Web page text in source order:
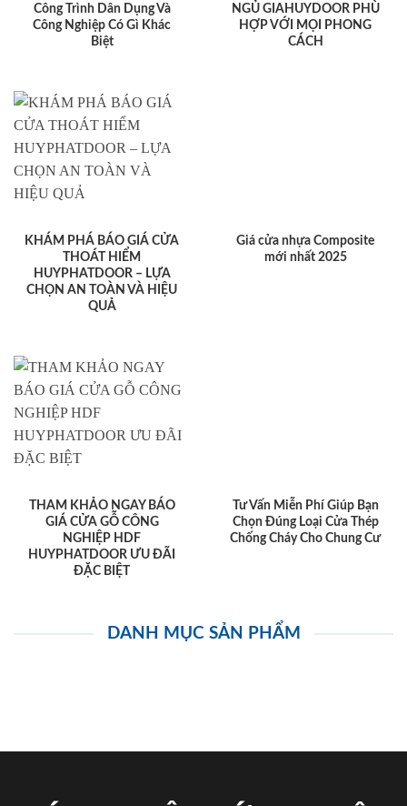
Công Trình Dân Dụng Và
Công Nghiệp Có Gì Khác
Biệt
NGỦ GIAHUYDOOR PHÙ
HỢP VỚI MỌI PHONG
CÁCH
KHÁM PHÁ BÁO GIÁ CỬA
THOÁT HIỂM
HUYPHATDOOR – LỰA
CHỌN AN TOÀN VÀ HIỆU
QUẢ
Giá cửa nhựa Composite
mới nhất 2025
THAM KHẢO NGAY BÁO
GIÁ CỬA GỖ CÔNG
NGHIỆP HDF
HUYPHATDOOR ƯU ĐÃI
ĐẶC BIỆT
Tư Vấn Miễn Phí Giúp Bạn
Chọn Đúng Loại Cửa Thép
Chống Cháy Cho Chung Cư
DANH MỤC SẢN PHẨM